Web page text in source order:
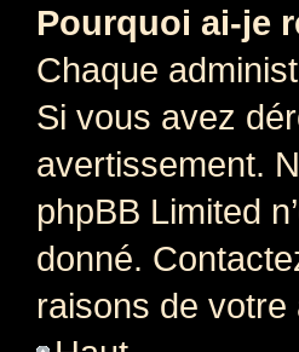
Pourquoi ai-je
Chaque
Si vous avez
avertissement.
phpBB Limited
donné.
raisons de